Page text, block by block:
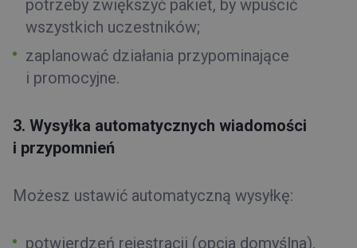
potrzeby zwiększyć pakiet, by wpuścić
wszystkich uczestników;
zaplanować działania przypominające
i promocyjne.
3. Wysyłka automatycznych wiadomości
i przypomnień
Możesz ustawić automatyczną wysyłkę:
potwierdzeń rejestracji (opcja domyślna),